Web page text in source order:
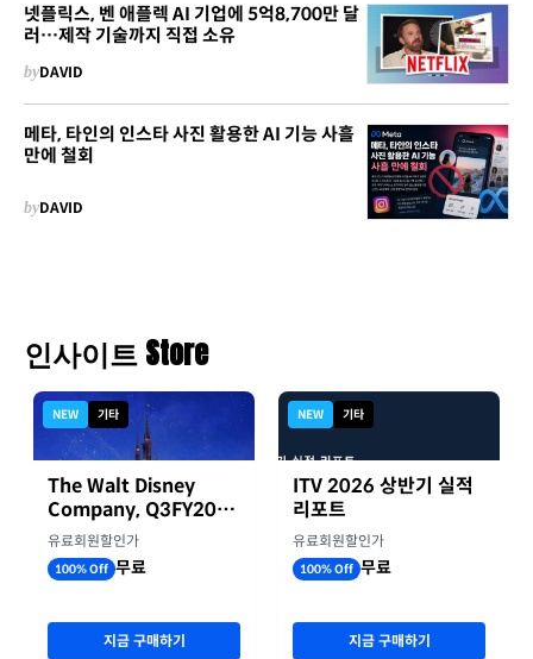
넷플릭스, 벤 애플렉 AI 기업에 5억8,700만 달
러…제작 기술까지 직접 소유
byDAVID
메타, 타인의 인스타 사진 활용한 AI 기능 사흘
만에 철회
byDAVID
인사이트 Store
NEW 기타
The Walt Disney
Company, Q3FY2026
실적자료
유료회원할인가
100% Off 무료
지금 구매하기
NEW 기타
ITV 2026 상반기 실적
리포트
유료회원할인가
100% Off 무료
지금 구매하기